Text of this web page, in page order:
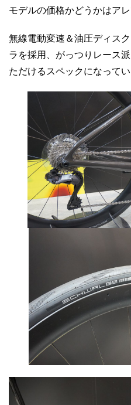
モデルの価格かどうかはアレ
無線電動変速＆油圧ディス
ラを採用、がっつりレース
ただけるスペックになってい